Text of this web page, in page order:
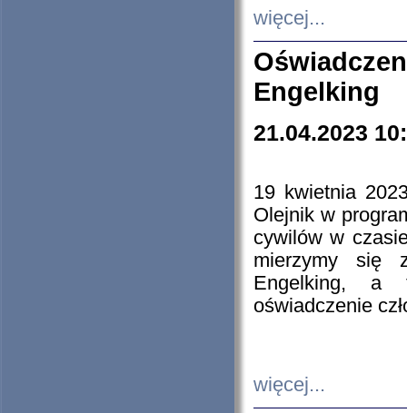
więcej...
Engelking
21.04.2023
19 kwietnia
Olejnik w
cywilów w
mierzymy się
Engelking, a
oświadczenie
więcej...